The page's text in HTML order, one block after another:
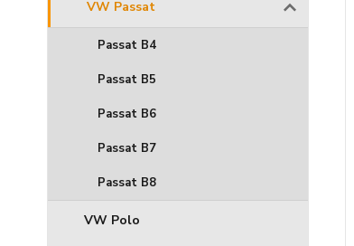
VW Passat
Passat B4
Passat B5
Passat B6
Passat B7
Passat B8
VW Polo